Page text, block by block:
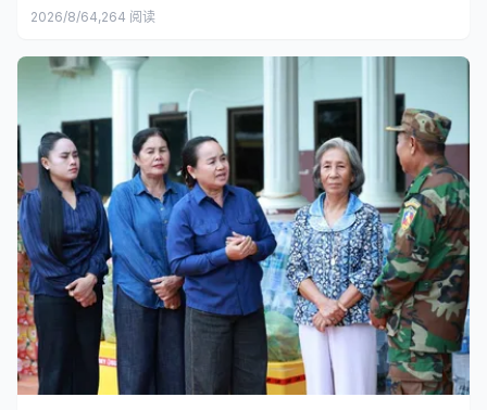
2026/8/64,264 阅读